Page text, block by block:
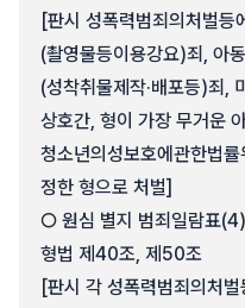
[판시 성폭력범죄의처벌등
(촬영물등이용강요)죄, 아
(성착취물제작·배포등)죄,
상호간, 형이 가장 무거운
청소년의성보호에관한법
정한 형으로 처벌]
○ 원심 별지 범죄일람표
형법 제40조, 제50조
[판시 각 성폭력범죄의처